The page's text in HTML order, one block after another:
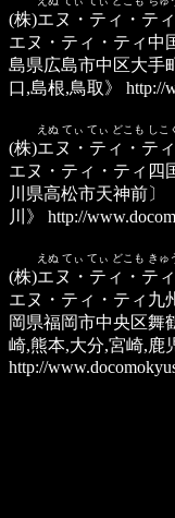
(株)エヌ・ティ・テ
エヌ・ティ・ティ中
島県広島市中区大手
口,島根,鳥取》
http://
えぬ てぃ てぃ どこも しこ
(株)エヌ・ティ・テ
エヌ・ティ・ティ四
川県高松市天神前〕
川》
http://
えぬ てぃ てぃ どこも きゅ
(株)エヌ・ティ・テ
エヌ・ティ・ティ九
岡県福岡市中央区舞
崎,熊本,大分,宮崎,鹿
http://